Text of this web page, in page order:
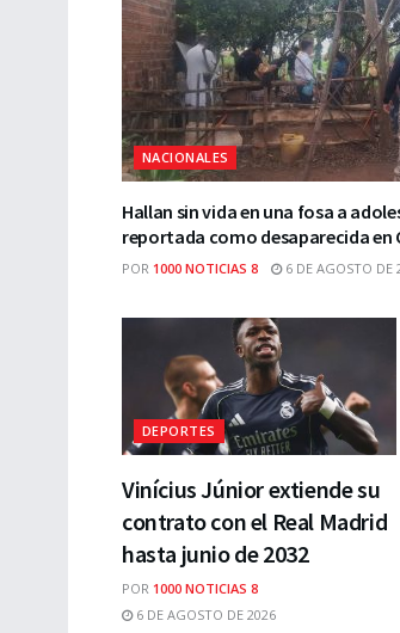
NACIONALES
Hallan sin vida en una fosa a
reportada como desaparecida en
POR 1000 NOTICIAS 8 6 DE AGOSTO DE
DEPORTES
Vinícius Júnior extiende su
contrato con el Real Madrid
hasta junio de 2032
POR 1000 NOTICIAS 8
6 DE AGOSTO DE 2026